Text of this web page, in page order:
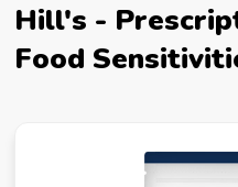
Hill's -
Food